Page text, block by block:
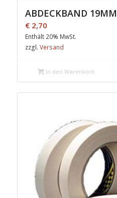
ABDECKBAND 19MM
€2,70
Enthält 20% MwSt.
zzgl. Versand
In den Warenkorb